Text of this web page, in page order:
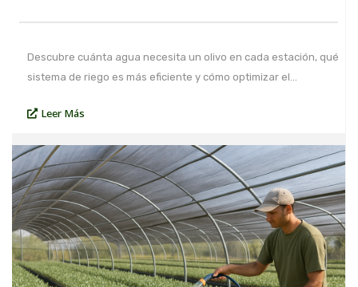
Descubre cuánta agua necesita un olivo en cada estación, qué
sistema de riego es más eficiente y cómo optimizar el…
Leer Más